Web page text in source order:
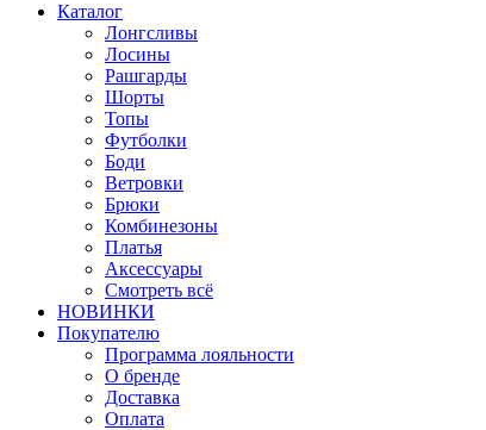
Каталог
Лонгсливы
Лосины
Рашгарды
Шорты
Топы
Футболки
Боди
Ветровки
Брюки
Комбинезоны
Платья
Аксессуары
Смотреть всё
НОВИНКИ
Покупателю
Программа лояльности
О бренде
Доставка
Оплата